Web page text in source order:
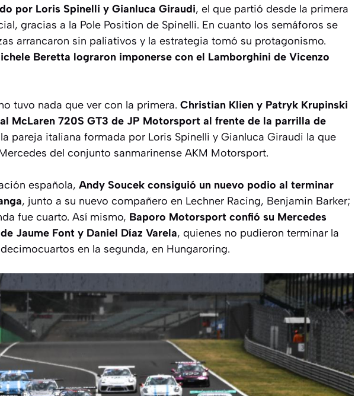
por Loris Spinelli y Gianluca Giraudi, el que partió desde la primera
gracias a la Pole Position de Spinelli. En cuanto los semáforos se
arrancaron sin paliativos y la estrategia tomó su protagonismo.
Beretta lograron imponerse con el Lamborghini de Vicenzo
tuvo nada que ver con la primera. Christian Klien y Patryk Krupinski
McLaren 720S GT3 de JP Motorsport al frente de la parrilla de
pareja italiana formada por Loris Spinelli y Gianluca Giraudi la que
del conjunto sanmarinense AKM Motorsport.
española, Andy Soucek consiguió un nuevo podio al terminar
, junto a su nuevo compañero en Lechner Racing, Benjamin Barker;
fue cuarto. Así mismo, Baporo Motorsport confió su Mercedes
Jaume Font y Daniel Díaz Varela, quienes no pudieron terminar la
en la segunda, en Hungaroring.